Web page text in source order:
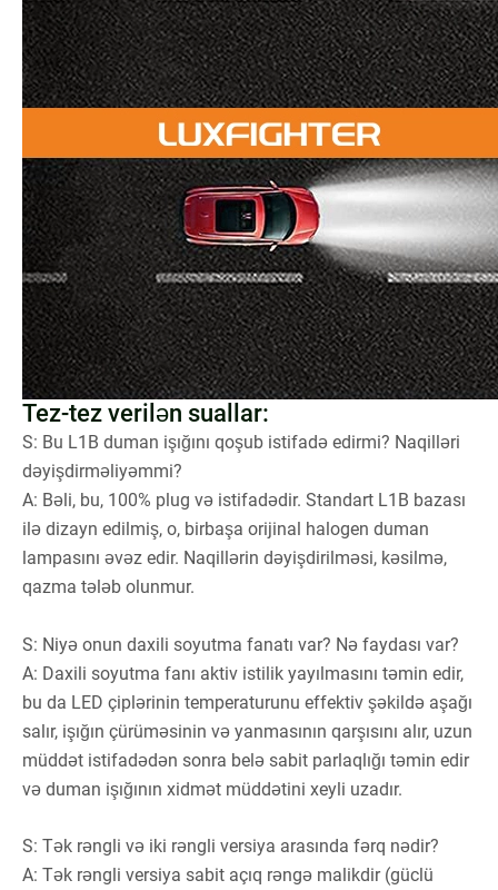
Tez-tez verilən suallar:
S: Bu L1B duman işığını qoşub istifadə edirmi? Naqilləri
dəyişdirməliyəmmi?
A: Bəli, bu, 100% plug və istifadədir. Standart L1B bazası
ilə dizayn edilmiş, o, birbaşa orijinal halogen duman
lampasını əvəz edir. Naqillərin dəyişdirilməsi, kəsilmə,
qazma tələb olunmur.
S: Niyə onun daxili soyutma fanatı var? Nə faydası var?
A: Daxili soyutma fanı aktiv istilik yayılmasını təmin edir,
bu da LED çiplərinin temperaturunu effektiv şəkildə aşağı
salır, işığın çürüməsinin və yanmasının qarşısını alır, uzun
müddət istifadədən sonra belə sabit parlaqlığı təmin edir
və duman işığının xidmət müddətini xeyli uzadır.
S: Tək rəngli və iki rəngli versiya arasında fərq nədir?
A: Tək rəngli versiya sabit açıq rəngə malikdir (güclü